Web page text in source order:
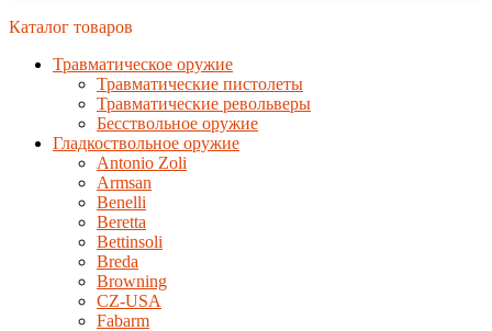
Каталог товаров
Травматическое оружие
Травматические пистолеты
Травматические револьверы
Бесствольное оружие
Гладкоствольное оружие
Antonio Zoli
Armsan
Benelli
Beretta
Bettinsoli
Breda
Browning
CZ-USA
Fabarm